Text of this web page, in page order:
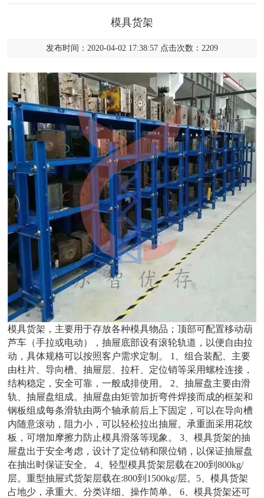
模具货架
发布时间：2020-04-02 17:38:57 点击次数：2209
模具货架，主要用于存放各种模具物品；顶部可配置移动葫
芦车（手拉或电动），抽屉底部设有滚轮轨道，以便自由拉
动，具体规格可以按照客户需求定制。 1、组合装配、主要
由柱片、导向槽、抽屉层、拉杆、定位销等采用螺栓连接，
结构稳定，安全可靠，一般成排使用。 2、抽屉盘主要由滑
轨、抽屉盘组成。抽屉盘由矩管加折弯件焊接而成的框架和
钢板组成每条滑轨由两个轴承前后上下固定，可以在导向槽
内随意滚动，阻力小，可以轻松拉出抽屉。承重面采用花纹
板，可增加摩擦力防止模具滑落等现象。 3、模具货架的抽
屉盘出于安全考虑，设计了定位销和限位销，以保证抽屉盘
在抽出时保证安全。 4、轻型模具货架层载在200到800kg/
层。重型抽屉式货架层载在:800到1500kg/层。5、模具货架
占地少，承重大、分类详细、操作简单。 6、模具货架还可